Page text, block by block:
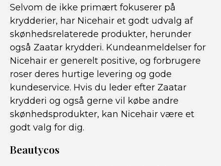
Selvom de ikke primært fokuserer på
krydderier, har Nicehair et godt udvalg af
skønhedsrelaterede produkter, herunder
også Zaatar krydderi. Kundeanmeldelser for
Nicehair er generelt positive, og forbrugere
roser deres hurtige levering og gode
kundeservice. Hvis du leder efter Zaatar
krydderi og også gerne vil købe andre
skønhedsprodukter, kan Nicehair være et
godt valg for dig.
Beautycos